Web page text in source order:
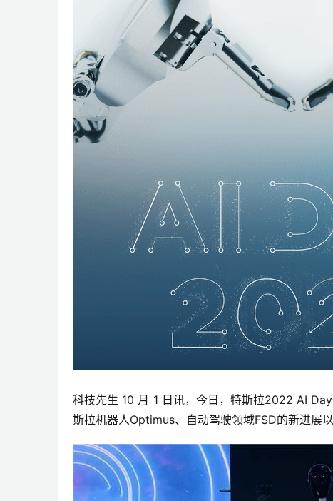
科技先生 10 月 1 日讯，今日，特斯拉2022 AI
斯拉机器人Optimus、自动驾驶领域FSD的新进展